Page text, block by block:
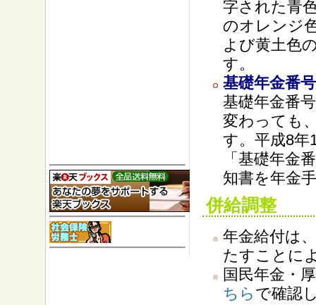
字された青
のオレンジ
よび黄土色
す。
基礎年金番号
基礎年金番
変わっても
す。平成8年
「基礎年金
知書を年金
併給調整
年金給付は
たすことに
国民年金・
ちら で確認